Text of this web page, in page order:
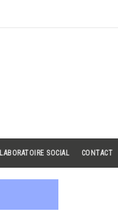
LABORATOIRE SOCIAL CONTACT